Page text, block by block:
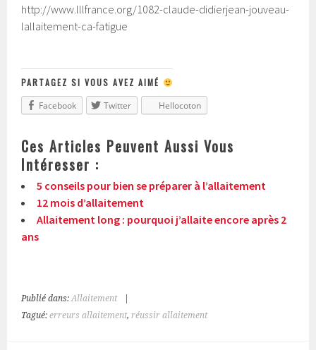
http://www.lllfrance.org/1082-claude-didierjean-jouveau-
lallaitement-ca-fatigue
PARTAGEZ SI VOUS AVEZ AIMÉ
Facebook
Twitter Hellocoton
Ces Articles Peuvent Aussi Vous
Intéresser :
5 conseils pour bien se préparer à l’allaitement
12 mois d’allaitement
Allaitement long : pourquoi j’allaite encore après 2
ans
Publié dans:Allaitement
Tagué:erreurs allaitement,réussir allaitement